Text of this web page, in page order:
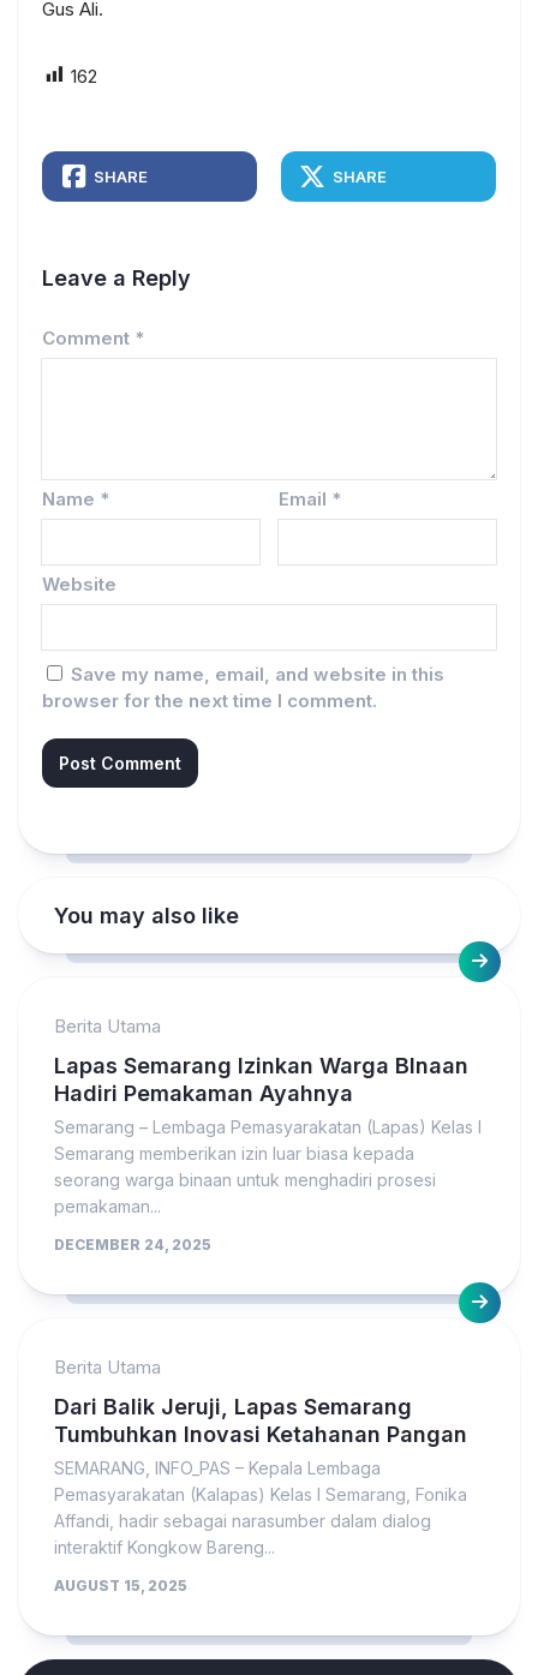
Gus Ali.
162
SHARE SHARE
Leave a Reply
Comment *
Name * Email *
Website
Save my name, email, and website in this
browser for the next time I comment.
You may also like
Berita Utama
Lapas Semarang Izinkan Warga BInaan
Hadiri Pemakaman Ayahnya
Semarang – Lembaga Pemasyarakatan (Lapas) Kelas I
Semarang memberikan izin luar biasa kepada
seorang warga binaan untuk menghadiri prosesi
pemakaman...
DECEMBER 24, 2025
Berita Utama
Dari Balik Jeruji, Lapas Semarang
Tumbuhkan Inovasi Ketahanan Pangan
SEMARANG, INFO_PAS – Kepala Lembaga
Pemasyarakatan (Kalapas) Kelas I Semarang, Fonika
Affandi, hadir sebagai narasumber dalam dialog
interaktif Kongkow Bareng...
AUGUST 15, 2025